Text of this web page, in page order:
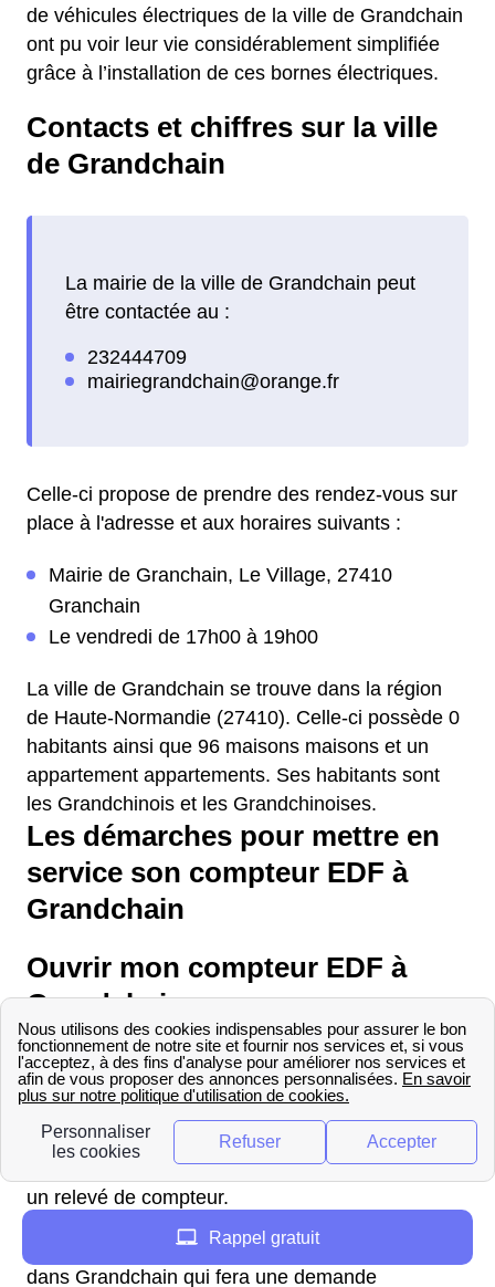
de véhicules électriques de la ville de Grandchain
ont pu voir leur vie considérablement simplifiée
grâce à l’installation de ces bornes électriques.
Contacts et chiffres sur la ville
de Grandchain
La mairie de la ville de Grandchain peut
être contactée au :
Celle-ci propose de prendre des rendez-vous sur
place à l'adresse et aux horaires suivants :
Mairie de Granchain, Le Village, 27410
Granchain
Le vendredi de 17h00 à 19h00
La ville de Grandchain se trouve dans la région
de Haute-Normandie (27410). Celle-ci possède 0
habitants ainsi que 96 maisons maisons et un
appartement appartements. Ses habitants sont
les Grandchinois et les Grandchinoises.
Les démarches pour mettre en
service son compteur EDF à
Grandchain
Ouvrir mon compteur EDF à
Grandchain
Vous souhaitez contacter un technicien EDF afin
d'ouvrir votre compteur électrique à Grandchain
(27410) à la suite d'un déménagement ? Pour
cela, vous devez connaître votre consommation
énergétique (gaz et électricité) et donc procéder à
un relevé de compteur.
Adressez-vous ensuite à votre fournisseur EDF
dans Grandchain qui fera une demande
Rappel gratuit